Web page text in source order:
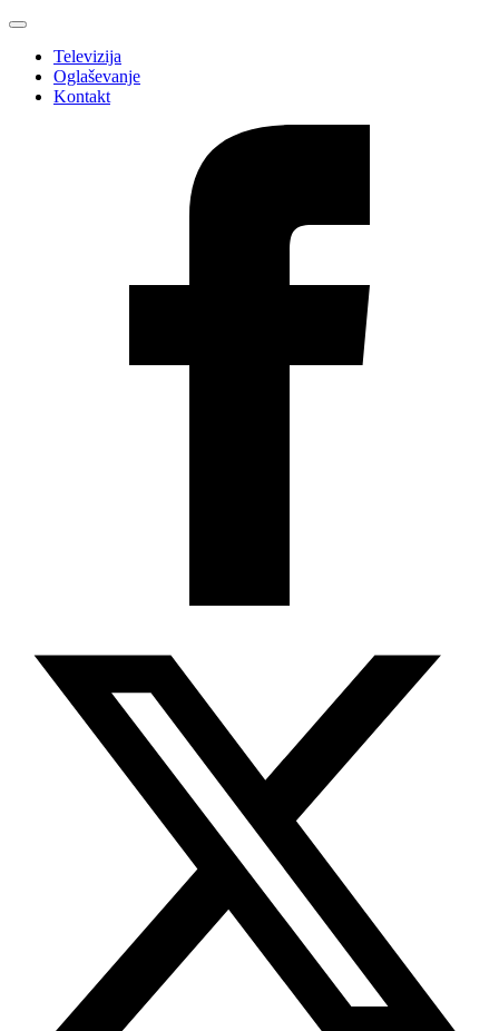
Televizija
Oglaševanje
Kontakt